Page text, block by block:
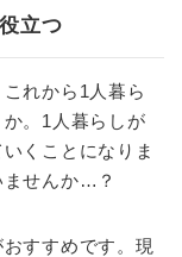
立つ
れから1人暮ら
。1人暮らしが
くことになりま
ませんか…？
すすめです。現